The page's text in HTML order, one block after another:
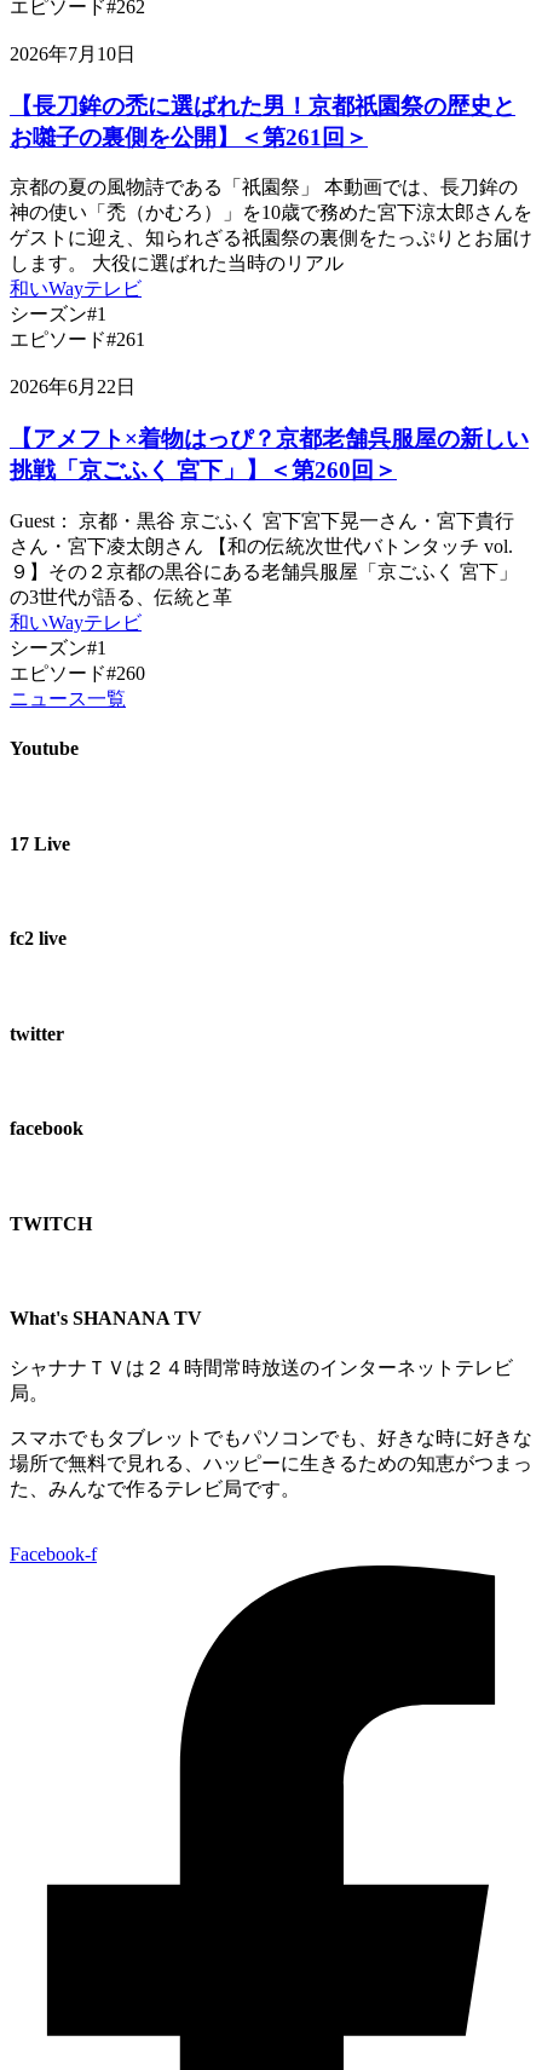
エピソード#262
2026年7月10日
【長刀鉾の禿に選ばれた男！京都祇園祭の歴史と
お囃子の裏側を公開】＜第261回＞
京都の夏の風物詩である「祇園祭」 本動画では、長刀鉾の
神の使い「禿（かむろ）」を10歳で務めた宮下涼太郎さんを
ゲストに迎え、知られざる祇園祭の裏側をたっぷりとお届け
します。 大役に選ばれた当時のリアル
和いWayテレビ
シーズン#1
エピソード#261
2026年6月22日
【アメフト×着物はっぴ？京都老舗呉服屋の新しい
挑戦「京ごふく 宮下」】＜第260回＞
Guest： 京都・黒谷 京ごふく 宮下宮下晃一さん・宮下貴行
さん・宮下凌太朗さん 【和の伝統次世代バトンタッチ vol.
９】その２京都の黒谷にある老舗呉服屋「京ごふく 宮下」
の3世代が語る、伝統と革
和いWayテレビ
シーズン#1
エピソード#260
ニュース一覧
Youtube
17 Live
fc2 live
twitter
facebook
TWITCH​
What's SHANANA TV
シャナナＴＶは２４時間常時放送のインターネットテレビ
局。
スマホでもタブレットでもパソコンでも、好きな時に好きな
場所で無料で見れる、 ハッピーに生きるための知恵がつまっ
た、みんなで作るテレビ局です。
Facebook-f